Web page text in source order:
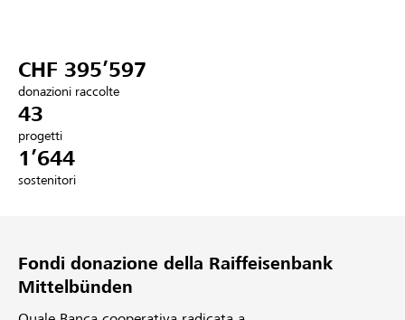
Collegarsi
Registrazione
CHF 395’597
donazioni raccolte
43
progetti
1’644
sostenitori
Fondi donazione della Raiffeisenbank
Mittelbünden